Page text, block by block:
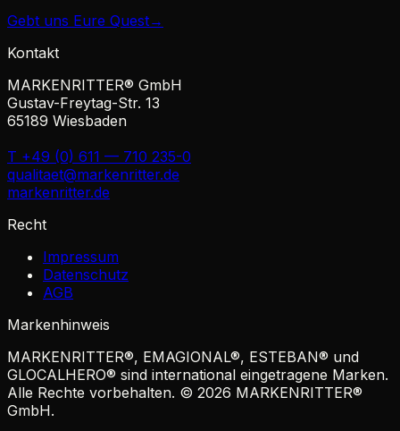
Gebt uns Eure Quest→
Kontakt
MARKENRITTER® GmbH
Gustav-Freytag-Str. 13
65189 Wiesbaden
T +49 (0) 611 — 710 235-0
qualitaet@markenritter.de
markenritter.de
Recht
Impressum
Datenschutz
AGB
Markenhinweis
MARKENRITTER®, EMAGIONAL®, ESTEBAN® und
GLOCALHERO® sind international eingetragene Marken.
Alle Rechte vorbehalten. © 2026 MARKENRITTER®
GmbH.